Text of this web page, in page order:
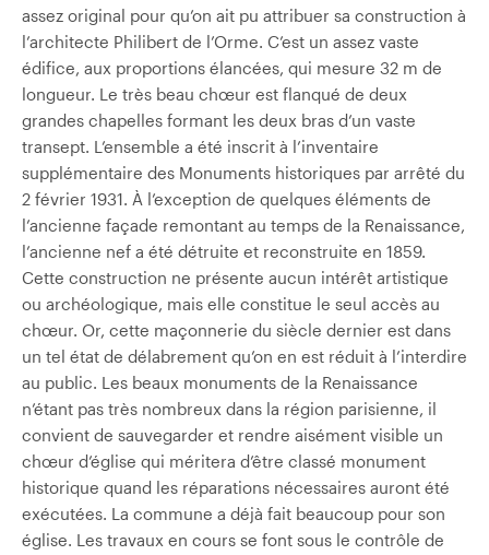
assez original pour qu’on ait pu attribuer sa construction à
l’architecte Philibert de l’Orme. C’est un assez vaste
édifice, aux proportions élancées, qui mesure 32 m de
longueur. Le très beau chœur est flanqué de deux
grandes chapelles formant les deux bras d’un vaste
transept. L’ensemble a été inscrit à l’inventaire
supplémentaire des Monuments historiques par arrêté du
2 février 1931. À l’exception de quelques éléments de
l’ancienne façade remontant au temps de la Renaissance,
l’ancienne nef a été détruite et reconstruite en 1859.
Cette construction ne présente aucun intérêt artistique
ou archéologique, mais elle constitue le seul accès au
chœur. Or, cette maçonnerie du siècle dernier est dans
un tel état de délabrement qu’on en est réduit à l’interdire
au public. Les beaux monuments de la Renaissance
n’étant pas très nombreux dans la région parisienne, il
convient de sauvegarder et rendre aisément visible un
chœur d’église qui méritera d’être classé monument
historique quand les réparations nécessaires auront été
exécutées. La commune a déjà fait beaucoup pour son
église. Les travaux en cours se font sous le contrôle de